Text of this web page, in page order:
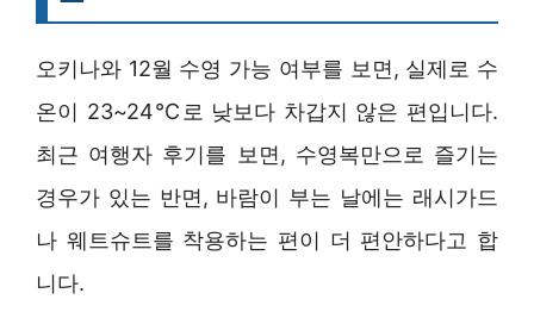
오키나와 12월 수영 가능 여부를 보면, 실제로 수
온이 23~24℃로 낮보다 차갑지 않은 편입니다.
최근 여행자 후기를 보면, 수영복만으로 즐기는
경우가 있는 반면, 바람이 부는 날에는 래시가드
나 웨트슈트를 착용하는 편이 더 편안하다고 합
니다.